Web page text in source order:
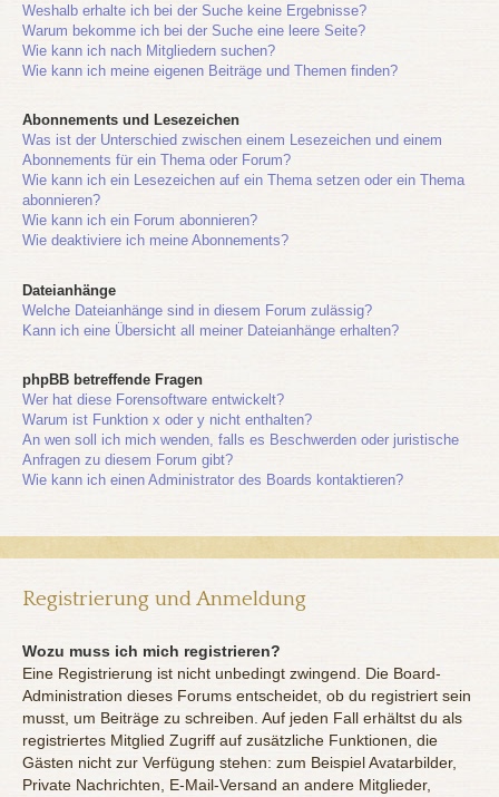
Weshalb erhalte ich bei der Suche keine Ergebnisse?
Warum bekomme ich bei der Suche eine leere Seite?
Wie kann ich nach Mitgliedern suchen?
Wie kann ich meine eigenen Beiträge und Themen finden?
Abonnements und Lesezeichen
Was ist der Unterschied zwischen einem Lesezeichen und einem
Abonnements für ein Thema oder Forum?
Wie kann ich ein Lesezeichen auf ein Thema setzen oder ein Thema
abonnieren?
Wie kann ich ein Forum abonnieren?
Wie deaktiviere ich meine Abonnements?
Dateianhänge
Welche Dateianhänge sind in diesem Forum zulässig?
Kann ich eine Übersicht all meiner Dateianhänge erhalten?
phpBB betreffende Fragen
Wer hat diese Forensoftware entwickelt?
Warum ist Funktion x oder y nicht enthalten?
An wen soll ich mich wenden, falls es Beschwerden oder juristische
Anfragen zu diesem Forum gibt?
Wie kann ich einen Administrator des Boards kontaktieren?
Registrierung und Anmeldung
Wozu muss ich mich registrieren?
Eine Registrierung ist nicht unbedingt zwingend. Die Board-
Administration dieses Forums entscheidet, ob du registriert sein
musst, um Beiträge zu schreiben. Auf jeden Fall erhältst du als
registriertes Mitglied Zugriff auf zusätzliche Funktionen, die
Gästen nicht zur Verfügung stehen: zum Beispiel Avatarbilder,
Private Nachrichten, E-Mail-Versand an andere Mitglieder,